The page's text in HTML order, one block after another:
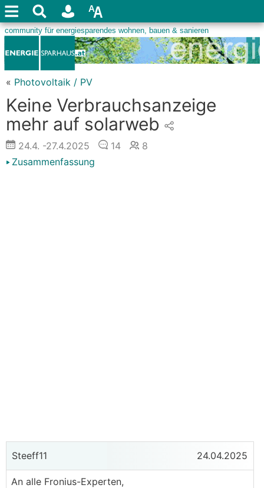
« Photovoltaik / PV
Keine Verbrauchsanzeige
mehr auf solarweb
24.4. -27.4.2025 14
8
Zusammenfassung
Steeff11 24.04.2025
An alle Fronius-Experten,